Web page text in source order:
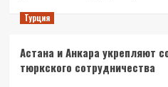
Турция
Астана и Анкара укрепляют
тюркского сотрудничества